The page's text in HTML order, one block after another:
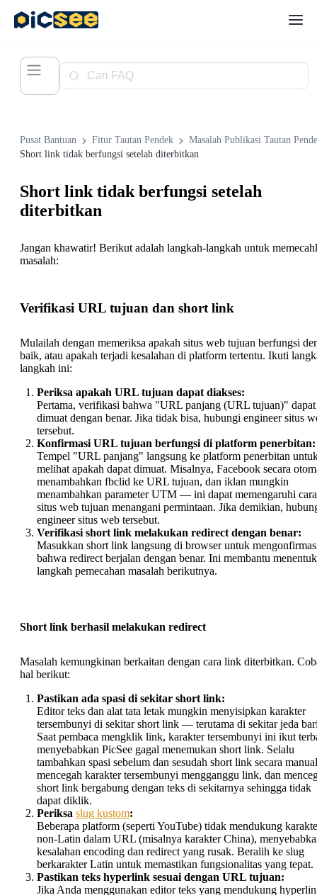
Pusat Bantuan Fitur Tautan Pendek
Masalah Publikasi Tautan
Short link tidak berfungsi setelah diterbitkan
Short link tidak berfungsi setelah
diterbitkan
Jangan khawatir! Berikut adalah langkah-langkah untuk
masalah:
Verifikasi URL tujuan dan short link
Mulailah dengan memeriksa apakah situs web tujuan berfungsi
baik, atau apakah terjadi kesalahan di platform tertentu. Ikuti
langkah ini:
Periksa apakah URL tujuan dapat diakses:
Pertama, verifikasi bahwa "URL panjang (URL tujuan)" dapat
dimuat dengan benar. Jika tidak bisa, hubungi engineer situs
tersebut.
Konfirmasi URL tujuan berfungsi di platform penerbitan:
Tempel "URL panjang" langsung ke platform penerbitan
melihat apakah dapat dimuat. Misalnya, Facebook secara
menambahkan fbclid ke URL tujuan, dan iklan mungkin
menambahkan parameter UTM — ini dapat memengaruhi cara
situs web tujuan menangani permintaan. Jika demikian,
engineer situs web tersebut.
Verifikasi short link melakukan redirect dengan benar:
Masukkan short link langsung di browser untuk
bahwa redirect berjalan dengan benar. Ini membantu
langkah pemecahan masalah berikutnya.
Short link berhasil melakukan redirect
Masalah kemungkinan berkaitan dengan cara link diterbitkan.
hal berikut:
Pastikan ada spasi di sekitar short link:
Editor teks dan alat tata letak mungkin menyisipkan karakter
tersembunyi di sekitar short link — terutama di sekitar jeda
Saat pembaca mengklik link, karakter tersembunyi ini ikut
menyebabkan PicSee gagal menemukan short link. Selalu
tambahkan spasi sebelum dan sesudah short link secara
mencegah karakter tersembunyi mengganggu link, dan
short link bergabung dengan teks di sekitarnya sehingga tidak
dapat diklik.
Periksa slug kustom:
Beberapa platform (seperti YouTube) tidak mendukung
non-Latin dalam URL (misalnya karakter China),
kesalahan encoding dan redirect yang rusak. Beralih ke slug
berkarakter Latin untuk memastikan fungsionalitas yang tepat.
Pastikan teks hyperlink sesuai dengan URL tujuan:
Jika Anda menggunakan editor teks yang mendukung